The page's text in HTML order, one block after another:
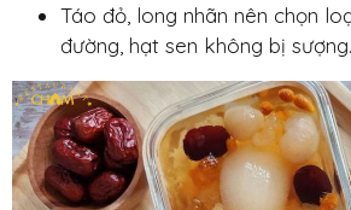
Táo đỏ, long nhãn nên chọn
đường, hạt sen không bị sượng.